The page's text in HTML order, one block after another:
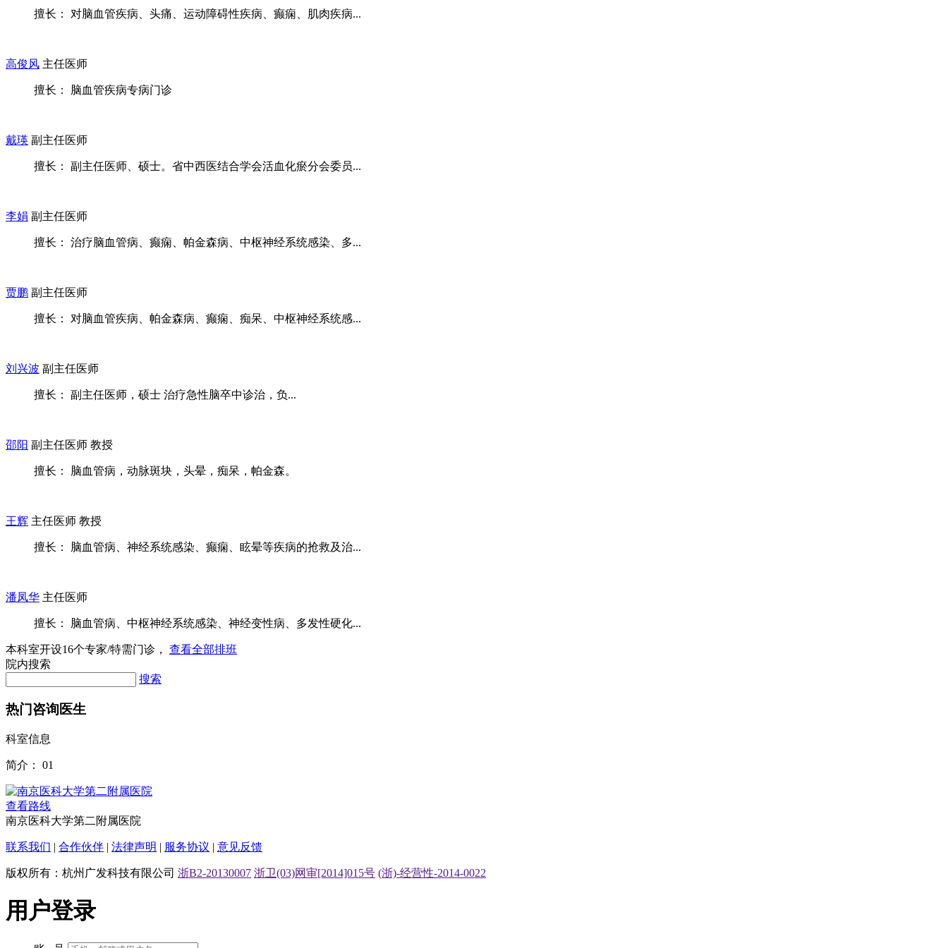
擅长： 对脑血管疾病、头痛、运动障碍性疾病、癫痫、肌肉疾病...
高俊风 主任医师
擅长： 脑血管疾病专病门诊
戴瑛 副主任医师
擅长： 副主任医师、硕士。省中西医结合学会活血化瘀分会委员...
李娟 副主任医师
擅长： 治疗脑血管病、癫痫、帕金森病、中枢神经系统感染、多...
贾鹏 副主任医师
擅长： 对脑血管疾病、帕金森病、癫痫、痴呆、中枢神经系统感...
刘兴波 副主任医师
擅长： 副主任医师，硕士 治疗急性脑卒中诊治，负...
邵阳 副主任医师 教授
擅长： 脑血管病，动脉斑块，头晕，痴呆，帕金森。
王辉 主任医师 教授
擅长： 脑血管病、神经系统感染、癫痫、眩晕等疾病的抢救及治...
潘凤华 主任医师
擅长： 脑血管病、中枢神经系统感染、神经变性病、多发性硬化...
本科室开设16个专家/特需门诊， 查看全部排班
院内搜索
搜索
热门咨询医生
科室信息
简介： 01
查看路线
南京医科大学第二附属医院
联系我们 | 合作伙伴 | 法律声明 | 服务协议 | 意见反馈
版权所有：杭州广发科技有限公司 浙B2-20130007 浙卫(03)网审[2014]015号 (浙)-经营性-2014-0022
用户登录